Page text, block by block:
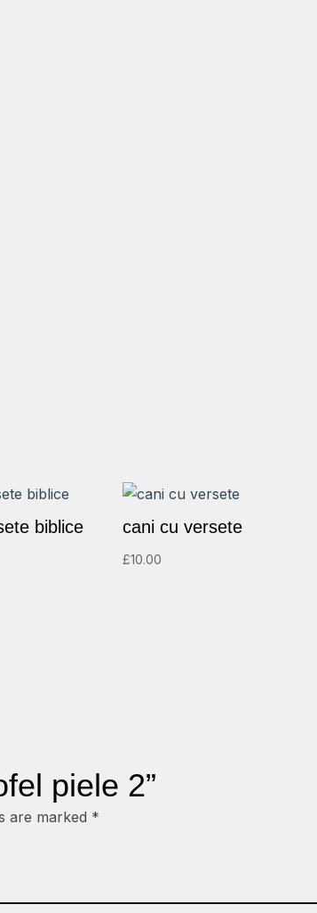
biblice cani cu versete
£10.00
piele 2”
are marked *